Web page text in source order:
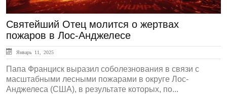
Святейший Отец молится о жертвах
пожаров в Лос-Анджелесе
Январь 11, 2025
Папа Франциск выразил соболезнования в связи с
масштабными лесными пожарами в округе Лос-
Анджелеса (США), в результате которых, по...